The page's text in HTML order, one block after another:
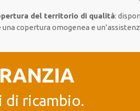
del territorio di qualità:
una copertura omogenea e
di ricambio.